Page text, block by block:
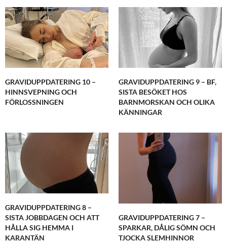
GRAVIDUPPDATERING 10 –
HINNSVEPNING OCH
FÖRLOSSNINGEN
GRAVIDUPPDATERING 9 – BF,
SISTA BESÖKET HOS
BARNMORSKAN OCH OLIKA
KÄNNINGAR
GRAVIDUPPDATERING 8 –
SISTA JOBBDAGEN OCH ATT
HÅLLA SIG HEMMA I
KARANTÄN
GRAVIDUPPDATERING 7 –
SPARKAR, DÅLIG SÖMN OCH
TJOCKA SLEMHINNOR